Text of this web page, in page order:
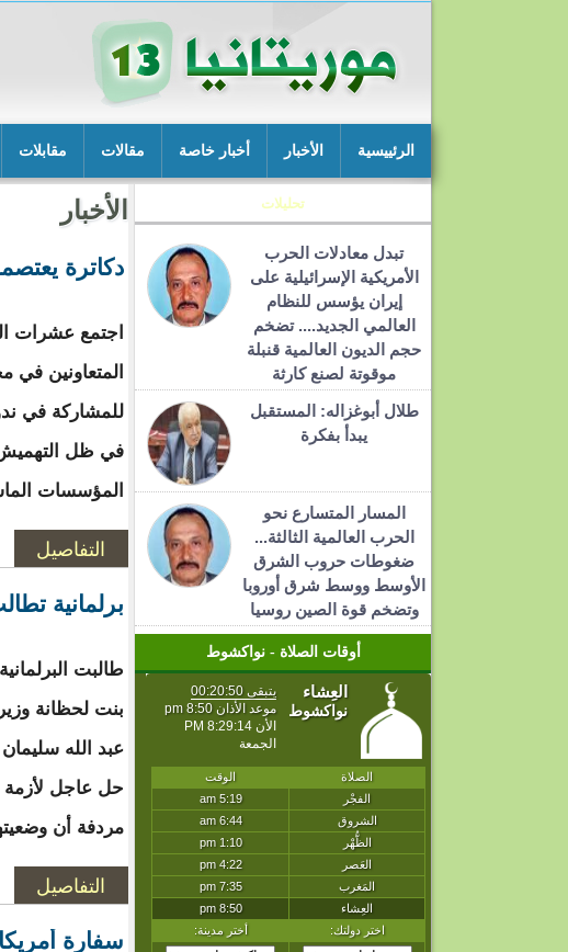
الرئييسية الأخبار أخبار خاصة مقالات مقابلات
تحليلات
تبدل معادلات الحرب
الأمريكية الإسرائيلية على
إيران يؤسس للنظام
العالمي الجديد.... تضخم
حجم الديون العالمية قنبلة
موقوتة لصنع كارثة
طلال أبوغزاله: المستقبل
يبدأ بفكرة
المسار المتسارع نحو
الحرب العالمية الثالثة...
ضغوطات حروب الشرق
الأوسط ووسط شرق أوروبا
وتضخم قوة الصين روسيا
أوقات الصلاة - نواكشوط
الأخبار
دكاترة
اجتمع عشرات
المتعاونين
للمشاركة في
في ظل
المؤسسات
التفاصيل
برلمانية
طالبت
بنت لحظانة
عبد الله
حل عاجل لأزمة
مردفة أن
التفاصيل
سفارة